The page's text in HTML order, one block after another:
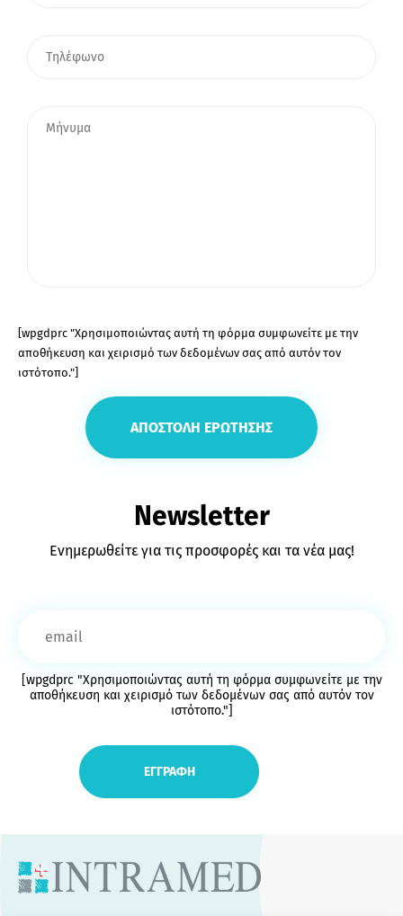
[wpgdprc "Χρησιμοποιώντας αυτή τη φόρμα συμφωνείτε με την
αποθήκευση και χειρισμό των δεδομένων σας από αυτόν τον
ιστότοπο."]
Newsletter
Ενημερωθείτε για τις προσφορές και τα νέα μας!
[wpgdprc "Χρησιμοποιώντας αυτή τη φόρμα συμφωνείτε με την
αποθήκευση και χειρισμό των δεδομένων σας από αυτόν τον
ιστότοπο."]